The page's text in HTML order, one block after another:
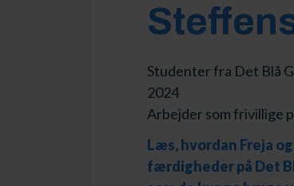
Studenter fra Det Blå
2024
Arbejder som frivillige
Læs, hvordan Freja
færdigheder på Det